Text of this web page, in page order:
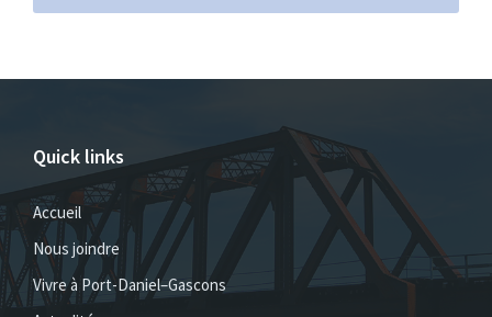
Quick links
Accueil
Nous joindre
Vivre à Port-Daniel–Gascons